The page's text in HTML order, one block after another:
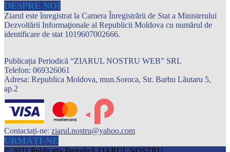
DESPRE NOI
Ziarul este înregistrat la Camera Înregistrării de Stat a Ministerului
Dezvoltării Informaţionale al Republicii Moldova cu numărul de
identificare de stat 1019607002666.
Publicația Periodică “ZIARUL NOSTRU WEB” SRL
Telefon: 069326061
Adresa: Republica Moldova, mun.Soroca, Str. Barbu Lăutaru 5,
ap.2
Contactați-ne: ziarul.nostru@yahoo.com
URMAȚI-NE